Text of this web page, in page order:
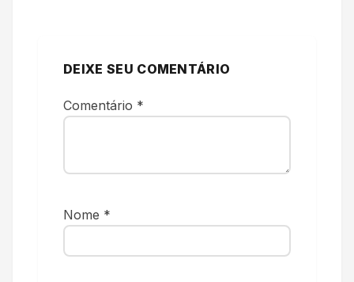
DEIXE SEU COMENTÁRIO
Comentário *
Nome *